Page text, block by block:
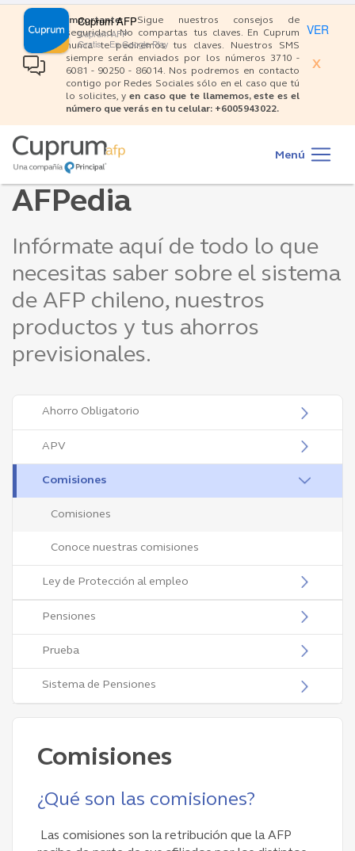
×
Cuprum AFP
Cuprum AFP
Gratis - En Google Play
VER
Pasar
contenido
principal
Importante:Sigue nuestros consejos de
seguridad: No compartas tus claves. En Cuprum
nunca te pediremos tus claves. Nuestros SMS
siempre serán enviados por los números 3710 -
6081 - 90250 - 86014. Nos podremos en contacto
contigo por Redes Sociales sólo en el caso que tú
lo solicites, y en caso que te llamemos, este es el
número que verás en tu celular: +6005943022.
X
Main
navigation
Menú
AFPedia
Infórmate aquí de todo lo que
necesitas saber sobre el sistema
de AFP chileno, nuestros
productos y tus ahorros
previsionales.
Ahorro Obligatorio
APV
Comisiones
Comisiones
Conoce nuestras comisiones
Ley de Protección al empleo
Pensiones
Prueba
Sistema de Pensiones
Comisiones
¿Qué son las comisiones?
Las comisiones son la retribución que la AFP